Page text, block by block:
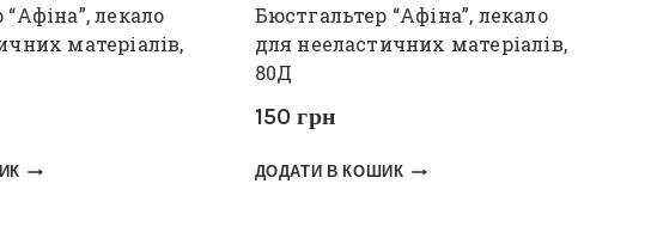
лекало
матеріалів,
Бюстгальтер “Афіна”, лекало
для нееластичних матеріалів,
80Д
150грн
ДОДАТИ В КОШИК